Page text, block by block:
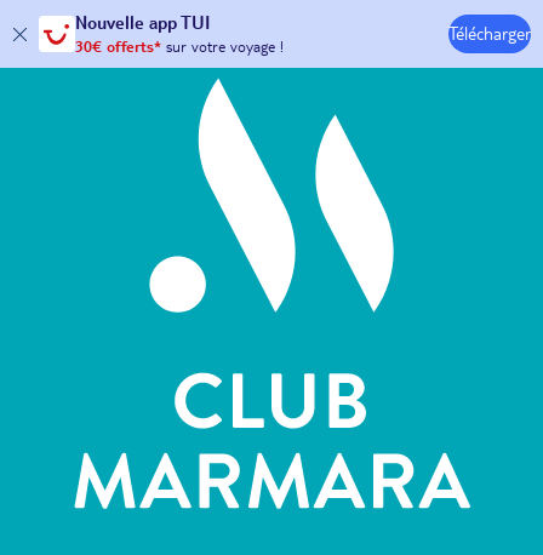
Nouvelle app TUI
30€ offerts*sur votre voyage !
avec le code :HAPPYAPP
Télécharger
Hôtels & Clubs